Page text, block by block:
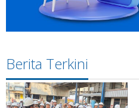
Berita Terkini